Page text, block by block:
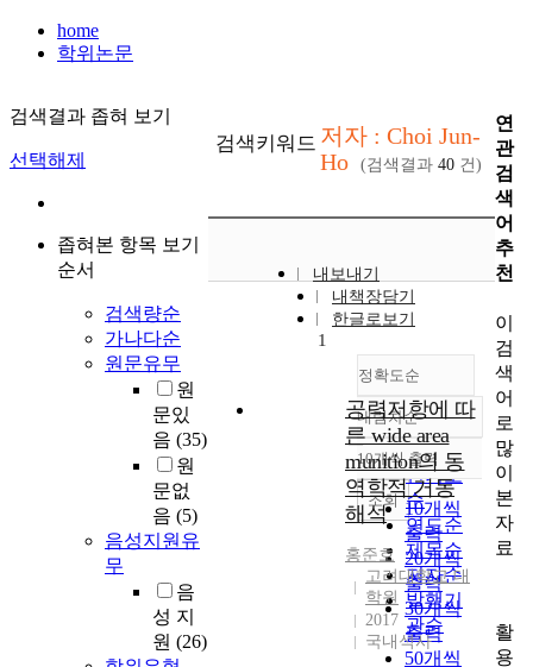
home
학위논문
검색결과 좁혀 보기
선택해제
좁혀본 항목 보기
순서
검색량순
가나다순
원문유무
원
문있
음 (35)
원
문없
음 (5)
음성지원유
무
음
성 지
원 (26)
검색키워드 저자 : Choi Jun-
Ho
(검색결과 40 건)
내보내기
내책장담기
한글로보기
정확도순
정확도
순
인기도
순
연도순
제목순
저자순
발행기
관순
내림차순
내림차순
10개씩 출력
10개씩
출력
20개씩
출력
30개씩
출력
50개씩
조회
1
공력저항에 따
른 wide area
munition의 동
역학적 거동
해석
홍준호
고려대학교 대
학원
2017
국내석사
연
관
검
색
어
추
천
이
검
색
어
로
많
이
본
자
료
활
용